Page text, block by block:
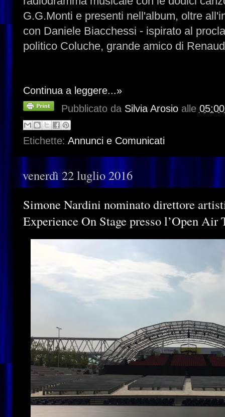
G.G.Monti e presenti nell'album, oltre
con Daniele Biacchessi - ispirato al
politico Coluche, grande amico di
Continua a leggere...»
Pubblicato da Silvia Arosio alle
Etichette: Annunci e Comunicati
venerdì 22 luglio 2016
Simone Nardini nominato direttore
Experience On Stage presso l’Open Air